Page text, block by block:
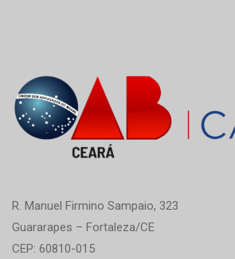
R. Manuel Firmino Sampaio, 323
Guararapes – Fortaleza/CE
CEP: 60810-015